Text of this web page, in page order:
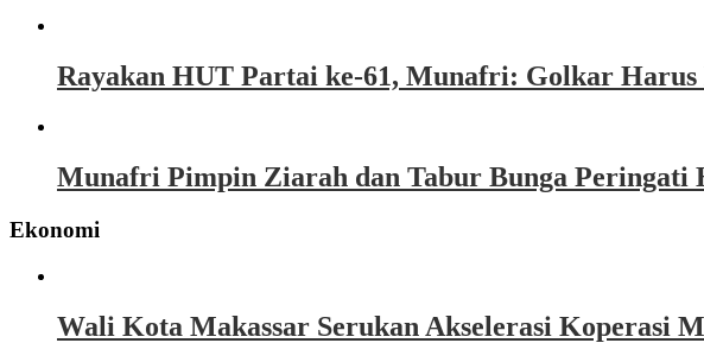
Rayakan HUT Partai ke-61, Munafri: Golkar
Munafri Pimpin Ziarah dan Tabur Bunga Peringati
Ekonomi
Wali Kota Makassar Serukan Akselerasi Koperasi